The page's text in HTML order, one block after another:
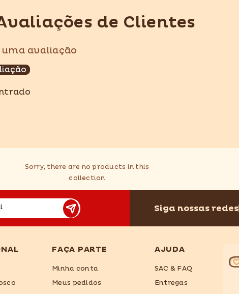
PESO: 168GR
de Clientes
uma avaliação
Sorry, there are no products in this
collection
Siga nossas redes
FAÇA PARTE
Minha conta
Meus pedidos
AJUDA
SAC & FAQ
Entregas